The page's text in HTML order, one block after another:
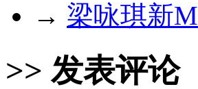
→ 梁咏琪新
>> 发表评论